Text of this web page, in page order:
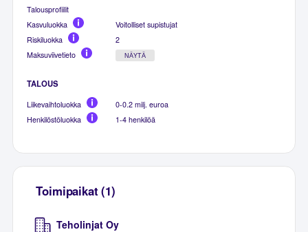
Talousprofiilit
Kasvuluokka
Voitolliset supistujat
Riskiluokka
2
Maksuviivetieto
NÄYTÄ
TALOUS
Liikevaihtoluokka
0-0.2 milj. euroa
Henkilöstöluokka
1-4 henkilöä
Toimipaikat (1)
Teholinjat Oy